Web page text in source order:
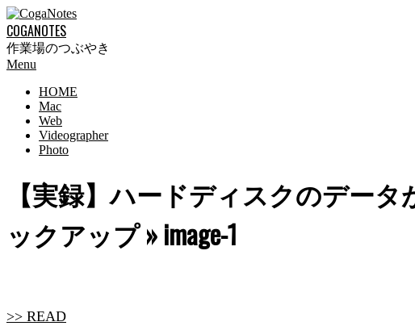
Skip
to
content
COGANOTES
作業場のつぶやき
Primary
Menu
Menu
HOME
Mac
Web
Videographer
Photo
【実録】ハードディスクのデー
ックアップ »image-1
>> READ